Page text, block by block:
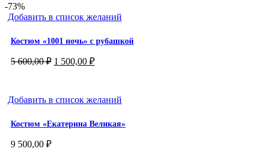
-73%
Добавить в список желаний
Костюм «1001 ночь» с рубашкой
5 600,00₽ Первоначальная
600,00 ₽.
1 500,00 ₽Текущая
Добавить в список желаний
Костюм «Екатерина Великая»
9 500,00 ₽